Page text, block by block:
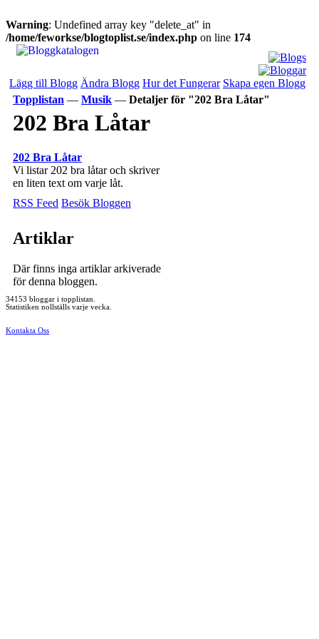
Warning: Undefined array key "delete_at" in
/home/feworkse/blogtoplist.se/index.php on line 174
Lägg till Blogg Ändra Blogg Hur det Fungerar Skapa egen Blogg
Topplistan — Musik — Detaljer för "202 Bra Låtar"
202 Bra Låtar
202 Bra Låtar
Vi listar 202 bra låtar och skriver
en liten text om varje låt.
RSS Feed Besök Bloggen
Artiklar
Där finns inga artiklar arkiverade
för denna bloggen.
34153 bloggar i topplistan.
Statistiken nollställs varje vecka.
Kontakta Oss